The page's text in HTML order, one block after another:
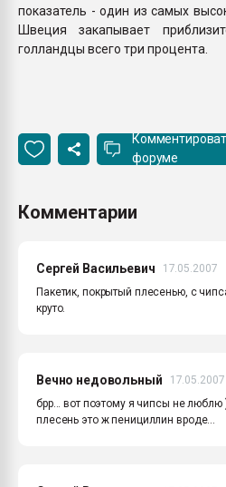
показатель - один из самых
Швеция закапывает
голландцы всего три процента.
форуме
Комментарии
Сергей Васильевич
17.05.2007
Пакетик, покрытый плесенью, с
круто.
Вечно недовольный
17.05.2007
брр... вот поэтому я чипсы не люблю
плесень это ж пенициллин вроде...